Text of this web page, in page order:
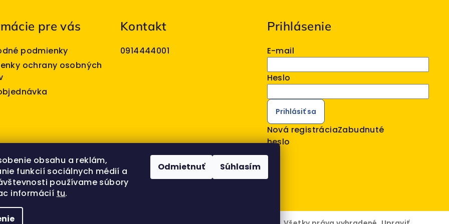
obsahu a reklám,
funkcií sociálnych médií a
používame súbory
informácií tu.
Odmietnuť Súhlasím
pre vás
podmienky
ochrany osobných
Kontakt
0914444001
Prihlásenie
E-mail
Heslo
Prihlásiť sa
Nová registráciaZabudnuté
heslo